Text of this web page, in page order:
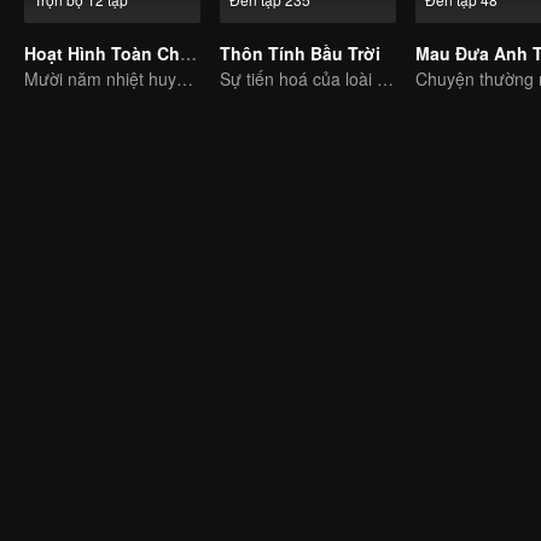
Hoạt Hình Toàn Chức Cao Thủ
Mười năm nhiệt huyết viết nên huy hoàng của game thể thao điện tử
Thôn Tính Bầu Trời
Sự tiến hoá của loài người, là đáp án duy nhất.